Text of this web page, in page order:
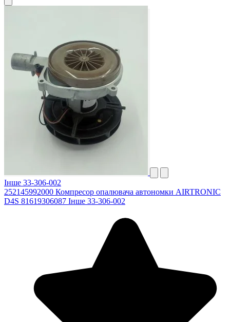
Інше 33-306-002
252145992000 Компресор опалювача автономки AIRTRONIC
D4S 81619306087 Інше 33-306-002